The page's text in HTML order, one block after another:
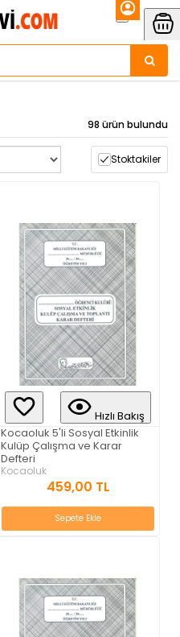
98 ürün bulundu
Stoktakiler
Hızlı Bakış
Kocaoluk 5'li Sosyal Etkinlik
Kulüp Çalışma ve Karar
Defteri
Kocaoluk
459,00 TL
Sepete Ekle